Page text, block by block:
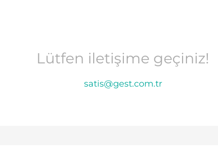
Lütfen iletişime geçiniz!
satis@gest.com.tr